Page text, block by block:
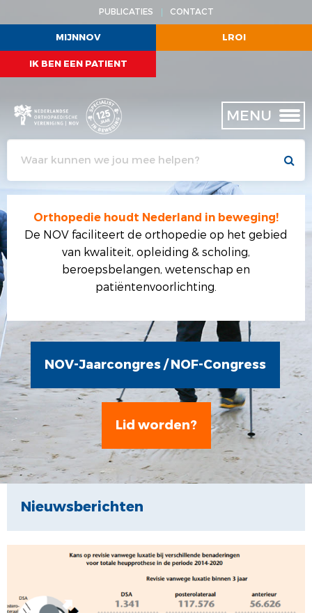
PUBLICATIES CONTACT
MIJNNOV LROI
IK BEN EEN PATIENT
MENU
MENU
ACTUEEL
KALENDER
NIEUWS
MENU
VERENIGING
OVER ONS
MISSIE, VISIE EN DOELEN
STRATEGISCH BELEIDSPLAN 2021 - 2025
BEROEPSPROFIEL
BESTUUR
BUREAU
LIDMAATSCHAP
COMMUNICATIE
PRIJZEN
MEDISCHE INDUSTRIE
MENU
OPLEIDING
OPLEIDING TOT ORTHOPEDISCH CHIRURG
FELLOWSHIPS
NA- EN BIJSCHOLING ORTHOPEDIE
GAIA
CERTIFICERING TRAUMA
MENU
BEROEPSBELANGEN
BBC-ADVIES
VERTROUWENSCOMMISSIE
ASAP
MDR
NORMTIJDEN
JURIDISCHE DIENSTVERLENING
TRANSPARANTIEREGISTER
JONGE KLAREN
VACATUREBANK
MENU
WETENSCHAP
CORE
ZORGEVALUATIE
ABSTRACTS
PROMOVEREN
TIJDSCHRIFTEN
Orthopedie houdt Nederland in beweging!
De NOV faciliteert de orthopedie op het gebied
van kwaliteit, opleiding & scholing,
beroepsbelangen, wetenschap en
patiëntenvoorlichting.
NOV-Jaarcongres / NOF-Congress
Lid worden?
Nieuwsberichten